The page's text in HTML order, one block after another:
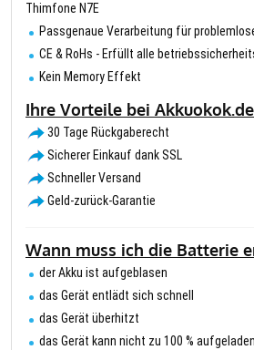
Thimfone N7E
Passgenaue Verarbeitung für
CE & RoHs - Erfüllt alle
Kein Memory Effekt
Ihre Vorteile bei
30 Tage Rückgaberecht
Sicherer Einkauf dank SSL
Schneller Versand
Geld-zurück-Garantie
Wann muss ich die Batterie
der Akku ist aufgeblasen
das Gerät entlädt sich schnell
das Gerät überhitzt
das Gerät kann nicht zu 100 %